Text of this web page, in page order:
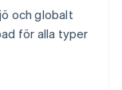
och globalt
för alla typer